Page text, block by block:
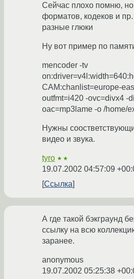
Сейчас плохо помню,
форматов, кодеков и
разные глюки
Ну вот пример по
mencoder -tv
CAM:chanlist=europe-
outfmt=i420 -ovc=divx4 -
oac=mp3lame -o /home/
Нужны
видео и звука.
tyro ★★
19.07.2002 04:57:09
Ссылка
А где такой бэкграунд
ссылку на всю
заранее.
anonymous
19.07.2002 05:25:38